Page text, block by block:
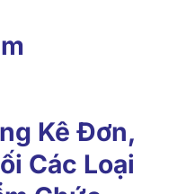
Kê Đơn,
Các Loại